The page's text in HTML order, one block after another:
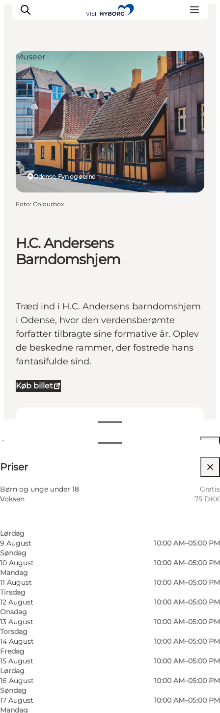
Oplev Nyborg
Outdoor
Det sker i Nyborg
Sprogø
Planlæg din tur
Book & køb
H.C. Andersens
Barndomshjem
Træd ind i H.C. Andersens barndomshjem
i Odense, hvor den verdensberømte
forfatter tilbragte sine formative år. Oplev
de beskedne rammer, der fostrede hans
fantasifulde sind.
Køb billet
Filtrér efter måned
Torsdag
10:00 AM–05:00 PM
7 August
10:00 AM–05:00 PM
Lørdag
9 August
Søndag
10:00 AM–05:00 PM
10 August
Mandag
10:00 AM–05:00 PM
11 August
Tirsdag
10:00 AM–05:00 PM
12 August
Onsdag
10:00 AM–05:00 PM
13 August
Torsdag
10:00 AM–05:00 PM
14 August
Fredag
10:00 AM–05:00 PM
15 August
Lørdag
10:00 AM–05:00 PM
16 August
Søndag
10:00 AM–05:00 PM
17 August
Mandag
10:00 AM–05:00 PM
Priser
Børn og unge under 18
Gratis
Voksen
75 DKK
Odense, Fyn og øerne
Museer
Foto: Colourbox
Foto